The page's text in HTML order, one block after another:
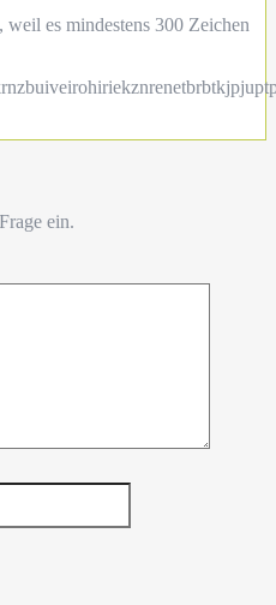
es mindestens 300 Zeichen
ein.